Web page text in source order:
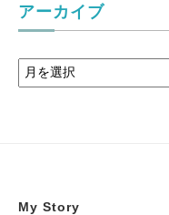
アーカイブ
My Story